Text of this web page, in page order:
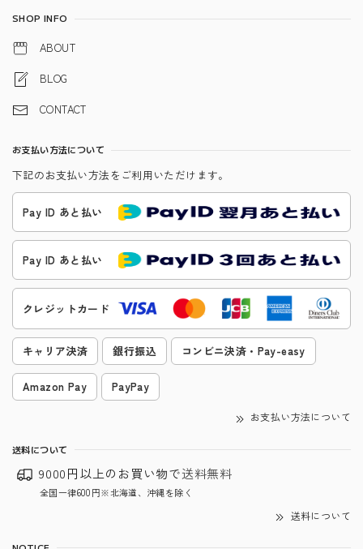
SHOP INFO
ABOUT
BLOG
CONTACT
お支払い方法について
下記のお支払い方法をご利用いただけます。
Pay ID あと払い
Pay ID あと払い
クレジットカード
キャリア決済 銀行振込 コンビニ決済・Pay-easy
Amazon Pay PayPay
お支払い方法について
送料について
9000円以上のお買い物で送料無料
全国一律600円※北海道、沖縄を除く
送料について